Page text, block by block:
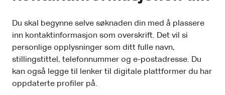
Du skal begynne selve søknaden din med å plassere
inn kontaktinformasjon som overskrift. Det vil si
personlige opplysninger som ditt fulle navn,
stillingstittel, telefonnummer og e-postadresse. Du
kan også legge til lenker til digitale plattformer du har
oppdaterte profiler på.